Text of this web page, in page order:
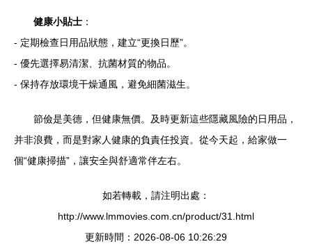
健康小貼士 ：
- 定期檢查日用品狀態，建立“更換日歷”。
- 優先選擇易清潔、抗菌材質的物品。
- 保持存放環境干燥通風，避免細菌滋生。
節儉是美德，但健康無價。及時更新這些隱藏風險的日用品，
并非浪費，而是對家人健康的負責任投資。從今天起，給家做一
個“健康掃描”，讓安全與舒適常伴左右。
如若轉載，請注明出處：
http://www.lmmovies.com.cn/product/31.html
更新時間：2026-08-06 10:26:29